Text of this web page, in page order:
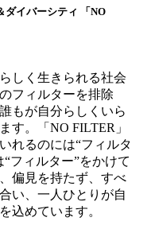
ダイバーシティ 「NO
しく生きられる社会
フィルターを排除
もが自分らしくいら
す。「NO FILTER」
れるのには“フィルタ
フィルター”をかけて
偏見を持たず、すべ
い、一人ひとりが自
込めています。